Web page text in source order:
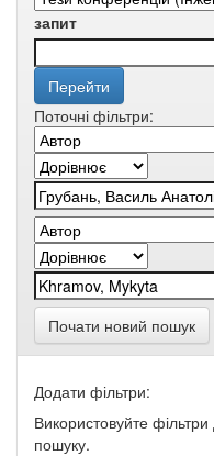
запит
Поточні фільтри:
Почати новий пошук
Додати фільтри:
Використовуйте
пошуку.